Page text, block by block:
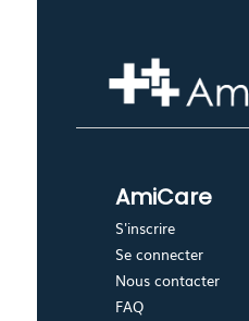
AmiCare
S'inscrire
Se connecter
Nous contacter
FAQ